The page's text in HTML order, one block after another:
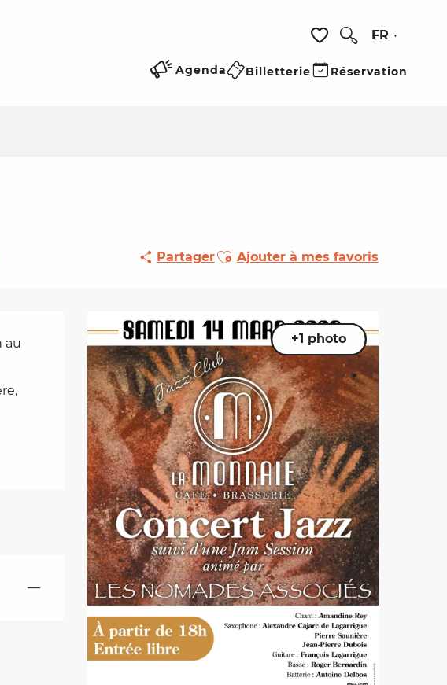
Voir les favoris
FR
Agenda Billetterie Réservation
PartagerAjouter aux favoris
Ajouter à mes favoris
+1 photo
au
—